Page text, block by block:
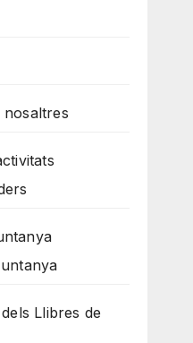
nosaltres
Llibres de